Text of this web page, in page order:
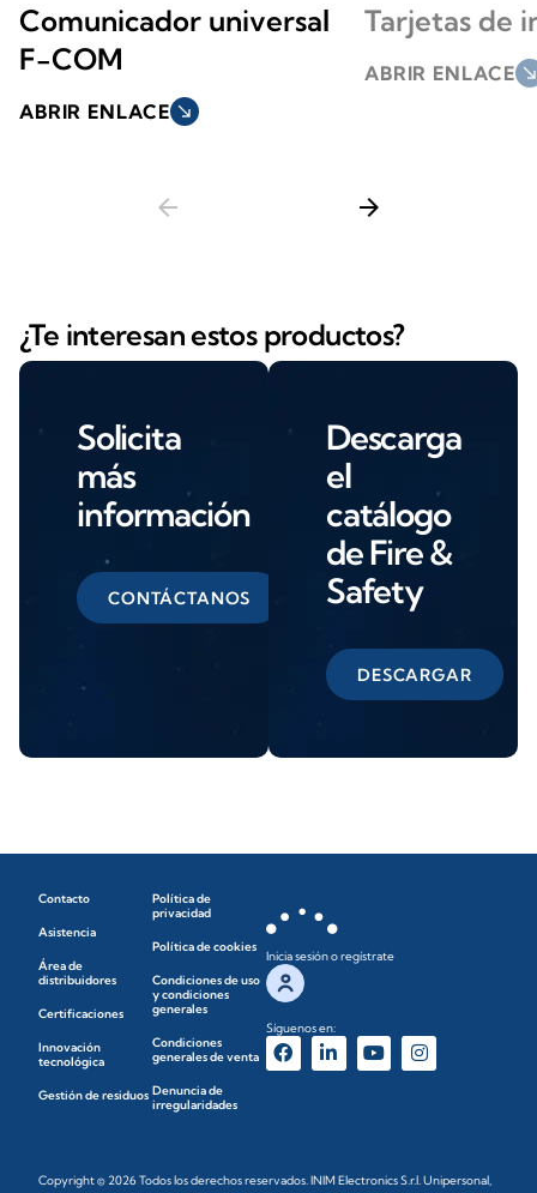
Comunicador universal
F-COM
ABRIR ENLACE south_east
Tarjetas de
ABRIR ENLACE
arrow_back arrow_forward
¿Te interesan estos productos?
Solicita
más
información
CONTÁCTANOS
Descarga
el
catálogo
de Fire &
Safety
DESCARGAR
Contacto
Asistencia
Área de
distribuidores
Certificaciones
Innovación
tecnológica
Gestión de residuos
Política de
privacidad
Política de cookies
Condiciones de uso
y condiciones
generales
Condiciones
generales de venta
Denuncia de
irregularidades
Inicia sesión o regístrate
Síguenos en:
Copyright © 2026 Todos los derechos reservados. INIM Electronics S.r.l. Unipersonal,